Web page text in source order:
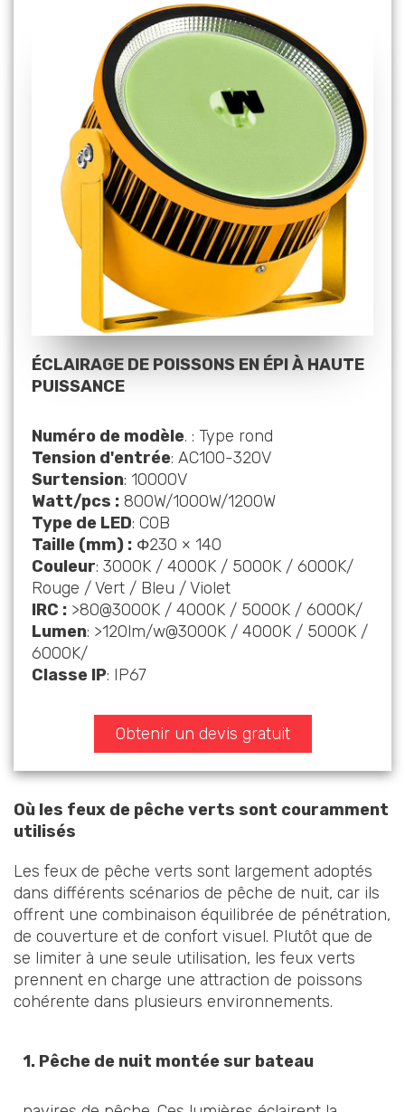
ÉCLAIRAGE DE POISSONS EN ÉPI À HAUTE
PUISSANCE
Numéro de modèle. : Type rond
Tension d'entrée: AC100-320V
Surtension: 10000V
Watt/pcs : 800W/1000W/1200W
Type de LED: COB
Taille (mm) : Φ230 × 140
Couleur: 3000K / 4000K / 5000K / 6000K/
Rouge / Vert / Bleu / Violet
IRC : >80@3000K / 4000K / 5000K / 6000K/
Lumen: >120lm/w@3000K / 4000K / 5000K /
6000K/
Classe IP: IP67
Obtenir un devis gratuit
Où les feux de pêche verts sont couramment
utilisés
Les feux de pêche verts sont largement adoptés
dans différents scénarios de pêche de nuit, car ils
offrent une combinaison équilibrée de pénétration,
de couverture et de confort visuel. Plutôt que de
se limiter à une seule utilisation, les feux verts
prennent en charge une attraction de poissons
cohérente dans plusieurs environnements.
1. Pêche de nuit montée sur bateau